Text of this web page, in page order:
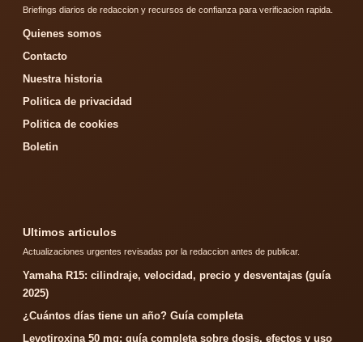
Briefings diarios de redaccion y recursos de confianza para verificacion rapida.
Quienes somos
Contacto
Nuestra historia
Politica de privacidad
Politica de cookies
Boletin
Ultimos articulos
Actualizaciones urgentes revisadas por la redaccion antes de publicar.
Yamaha R15: cilindraje, velocidad, precio y desventajas (guía
2025)
¿Cuántos días tiene un año? Guía completa
Levotiroxina 50 mg: guía completa sobre dosis, efectos y uso